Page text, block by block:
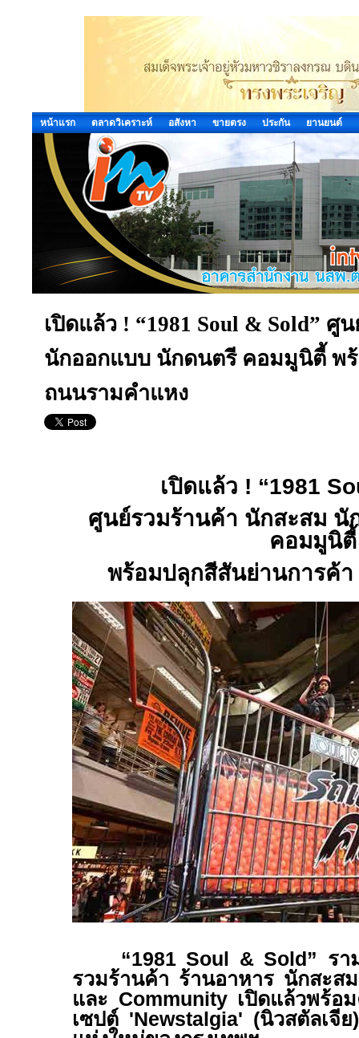
หน้าแรก ตลาดวิเคราะห์ อสังหา ขายตรง ประกัน ยานยนต์
เปิดแล้ว ! “1981 Soul & Sold”
นักออกแบบ นักดนตรี คอมมูนิตี้ พ
ถนนรามคำแหง
เปิดแล้ว ! “1981
ศูนย์รวมร้านค้า นักสะสม
คอมมูนิตี้
พร้อมปลุกสีสันย่านการค้
“1981 Soul & Sold” รา
รวมร้านค้า ร้านอาหาร นักสะ
และ Community เปิดแล้วพร้อ
เซปต์ 'Newstalgia' (นิวสตัลเจี